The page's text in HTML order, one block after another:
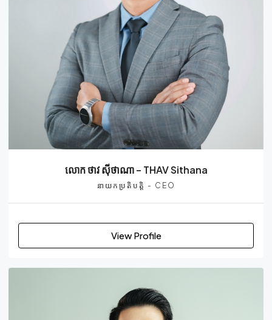
លោក ថាវ សុីថាណា – THAV Sithana
នាយកប្រតិបត្តិ - CEO
View Profile